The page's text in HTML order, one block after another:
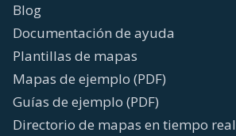
Blog
Documentación de ayuda
Plantillas de mapas
Mapas de ejemplo (PDF)
Guías de ejemplo (PDF)
Directorio de mapas en tiempo real